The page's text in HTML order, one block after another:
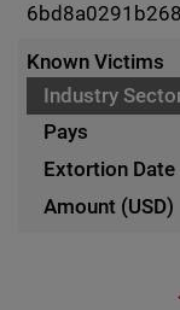
Known Victims